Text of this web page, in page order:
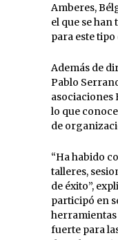
Amberes,
el que se
para este
Además de
Pablo
asociaciones
lo que
de
“Ha habido
talleres,
de éxito”,
participó en
herramientas
fuerte para